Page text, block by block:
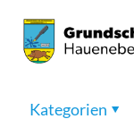
Kategorien